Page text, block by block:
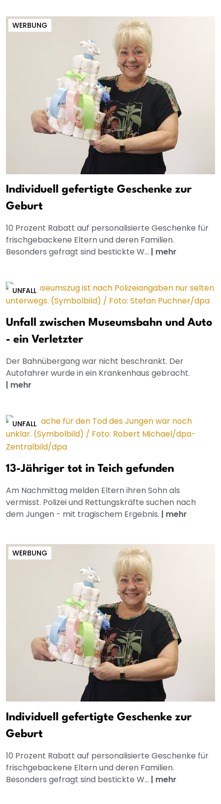
WERBUNG
Individuell gefertigte Geschenke zur
Geburt
10 Prozent Rabatt auf personalisierte Geschenke für
frischgebackene Eltern und deren Familien.
Besonders gefragt sind bestickte W... | mehr
UNFALL
Unfall zwischen Museumsbahn und Auto
- ein Verletzter
Der Bahnübergang war nicht beschrankt. Der
Autofahrer wurde in ein Krankenhaus gebracht.
| mehr
UNFALL
13-Jähriger tot in Teich gefunden
Am Nachmittag melden Eltern ihren Sohn als
vermisst. Polizei und Rettungskräfte suchen nach
dem Jungen - mit tragischem Ergebnis. | mehr
WERBUNG
Individuell gefertigte Geschenke zur
Geburt
10 Prozent Rabatt auf personalisierte Geschenke für
frischgebackene Eltern und deren Familien.
Besonders gefragt sind bestickte W... | mehr